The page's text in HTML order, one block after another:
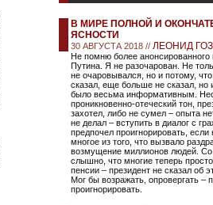
В МИРЕ ПОЛНОЙ И
ЯСНОСТИ
30 АВГУСТА 2018 // ЛЕОНИД
Не помню более анонсированного
Путина. Я не разочарован. Не
не очаровывался, но и потому,
сказал, еще больше не сказал, но
было весьма информативным.
проникновенно-отеческий тон,
захотел, либо не сумел – опыта
не делал – вступить в диалог с
предпочел проигнорировать, если
многое из того, что вызвало
возмущение миллионов людей. Со
слышно, что многие теперь
пенсии – президент не сказал об
Мог бы возражать, опровергать –
проигнорировать.